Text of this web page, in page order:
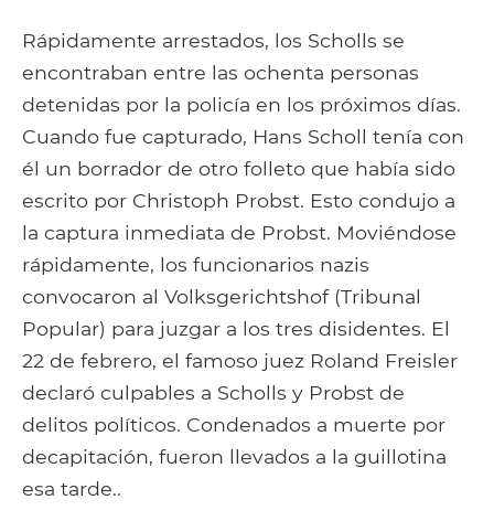
Rápidamente arrestados, los Scholls se
encontraban entre las ochenta personas
detenidas por la policía en los próximos días.
Cuando fue capturado, Hans Scholl tenía con
él un borrador de otro folleto que había sido
escrito por Christoph Probst. Esto condujo a
la captura inmediata de Probst. Moviéndose
rápidamente, los funcionarios nazis
convocaron al Volksgerichtshof (Tribunal
Popular) para juzgar a los tres disidentes. El
22 de febrero, el famoso juez Roland Freisler
declaró culpables a Scholls y Probst de
delitos políticos. Condenados a muerte por
decapitación, fueron llevados a la guillotina
esa tarde..